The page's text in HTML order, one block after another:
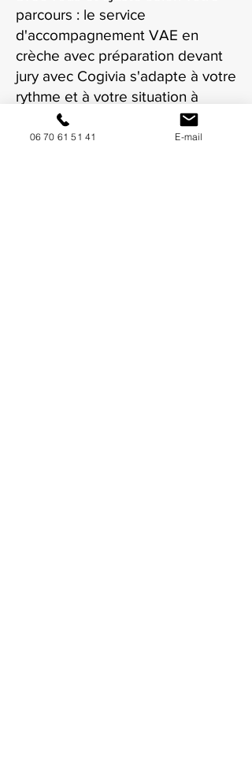
parcours : le service
d'accompagnement VAE en
crèche avec préparation devant
jury avec Cogivia s'adapte à votre
rythme et à votre situation à
Avignon.
06 70 61 51 41 E-mail